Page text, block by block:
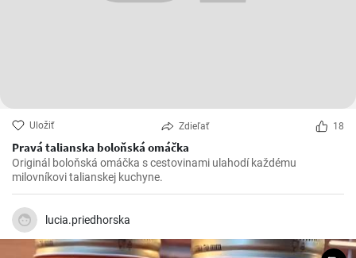
Uložiť Zdieľať 18
Pravá talianska boloňská omáčka
Originál boloňská omáčka s cestovinami ulahodí každému
milovníkovi talianskej kuchyne.
lucia.priedhorska